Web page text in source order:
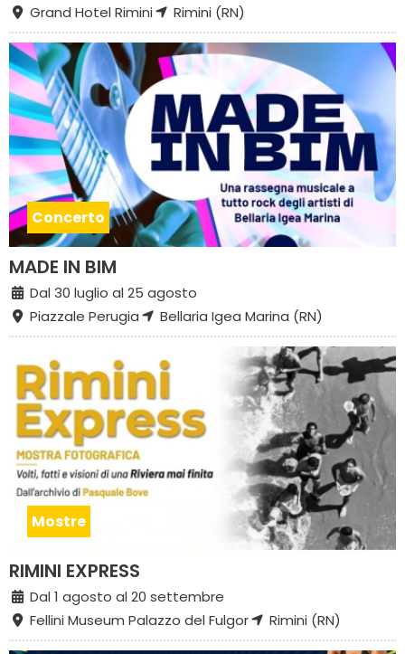
Grand Hotel Rimini
Rimini (RN)
Concerto
MADE IN BIM
Dal 30 luglio al 25 agosto
Piazzale Perugia
Bellaria Igea Marina (RN)
Mostre
RIMINI EXPRESS
Dal 1 agosto al 20 settembre
Fellini Museum Palazzo del Fulgor
Rimini (RN)